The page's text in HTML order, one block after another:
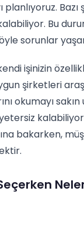
Bu
sorunlar
işinizin
şirketleri
okumayı
bakarken,